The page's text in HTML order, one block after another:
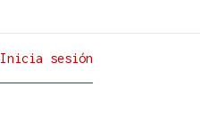
Inicia sesión